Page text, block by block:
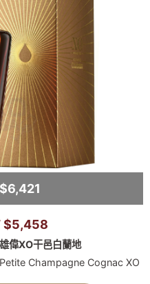
$5,458
偉XO干邑白蘭地
Champagne Cognac XO